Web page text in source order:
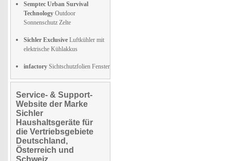
Semptec Urban Survival
Technology Outdoor
Sonnenschutz Zelte
Sichler Exclusive Luftkühler mit
elektrische Kühlakkus
infactory Sichtschutzfolien Fenster
Service- & Support-
Website der Marke
Sichler
Haushaltsgeräte für
die Vertriebsgebiete
Deutschland,
Österreich und
Schweiz